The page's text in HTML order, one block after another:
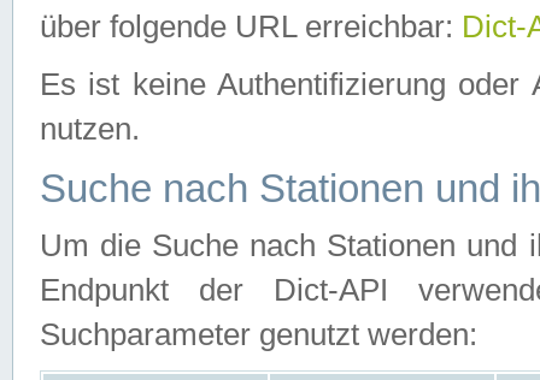
über folgende URL erreichbar: Dict-
Es ist keine Authentifizierung
nutzen.
Suche nach Stationen und
Um die Suche nach Stationen und
Endpunkt der Dict-API
Suchparameter genutzt werden: